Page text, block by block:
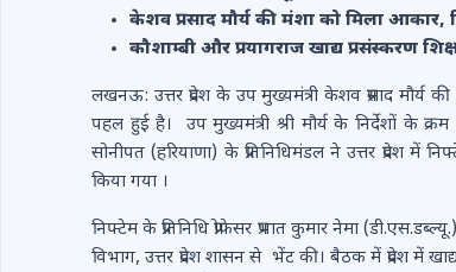
केशव प्रसाद मौर्य की मंशा को मिला आकार,
कौशाम्बी और प्रयागराज खाद्य प्रसंस्करण
लखनऊ: उत्तर प्रदेश के उप मुख्यमंत्री केशव प्रसाद मौर्य
पहल हुई है। उप मुख्यमंत्री श्री मौर्य के निर्देशों के क्रम मे
सोनीपत (हरियाणा) के प्रतिनिधिमंडल ने उत्तर प्रदेश
किया गया ।
निफ्टेम के प्रतिनिधि प्रोफेसर प्रभात कुमार नेमा
विभाग, उत्तर प्रदेश शासन से भेंट की। बैठक में प्रदेश में